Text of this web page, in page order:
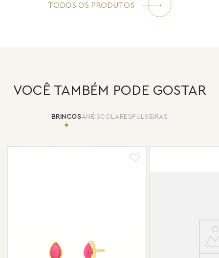
TODOS OS PRODUTOS
VOCÊ TAMBÉM PODE GOSTAR
BRINCOSANÉISCOLARES PULSEIRAS